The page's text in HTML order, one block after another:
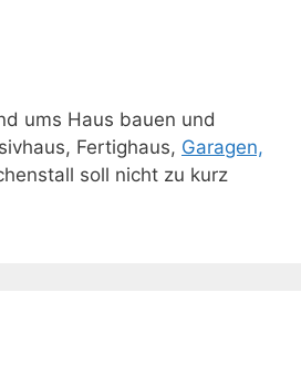
ums Haus bauen und
Fertighaus, Garagen,
soll nicht zu kurz